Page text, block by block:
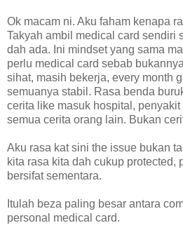
Ok macam ni. Aku faham kenapa
Takyah ambil medical card sendiri
dah ada. Ini mindset yang sama
perlu medical card sebab
sihat, masih bekerja, every month
semuanya stabil. Rasa benda
cerita like masuk hospital,
semua cerita orang lain. Bukan
Aku rasa kat sini the issue bukan
kita rasa kita dah cukup protected,
bersifat sementara.
Itulah beza paling besar antara
personal medical card.